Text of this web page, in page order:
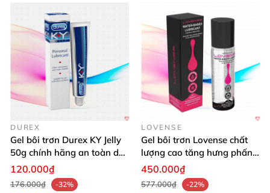
DUREX
Gel bôi trơn Durex KY Jelly
50g chính hãng an toàn dễ
dùng
120.000₫
176.000₫
-32%
LOVENSE
Gel bôi trơn Lovense chất
lượng cao tăng hưng phấn
oral sex
450.000₫
577.000₫
-22%